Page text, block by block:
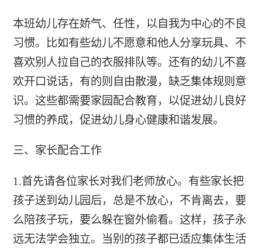
本班幼儿存在娇气、任性，以自我为中心的不良
习惯。比如有些幼儿不愿意和他人分享玩具、不
喜欢别人拉自己的衣服排队等。还有的幼儿不喜
欢开口说话，有的则自由散漫，缺乏集体规则意
识。这些都需要家园配合教育，以促进幼儿良好
习惯的养成，促进幼儿身心健康和谐发展。
三、家长配合工作
1.首先请各位家长对我们老师放心。有些家长把
孩子送到幼儿园后，总是不放心，不肯离去，要
么陪孩子玩，要么躲在窗外偷看。这样，孩子永
远无法学会独立。当别的孩子都已适应集体生活